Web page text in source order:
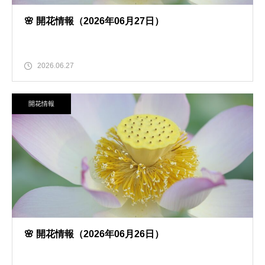
🌸 開花情報（2026年06月27日）
2026.06.27
開花情報
🌸 開花情報（2026年06月26日）